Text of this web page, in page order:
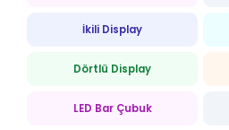
İkili Display
Dörtlü Display
LED Bar Çubuk